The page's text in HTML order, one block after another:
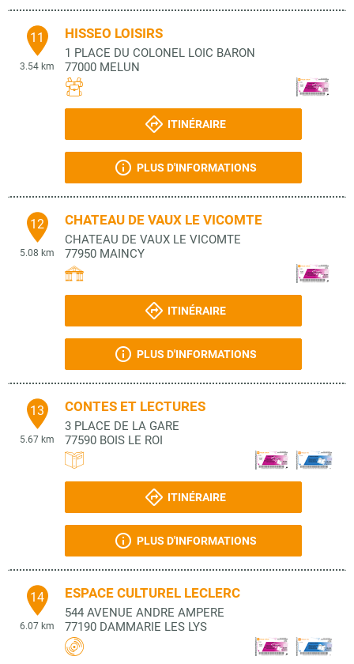
11
3.54 km
HISSEO LOISIRS
1 PLACE DU COLONEL LOIC BARON
77000 MELUN
ITINÉRAIRE
PLUS D'INFORMATIONS
12
5.08 km
CHATEAU DE VAUX LE VICOMTE
CHATEAU DE VAUX LE VICOMTE
77950 MAINCY
ITINÉRAIRE
PLUS D'INFORMATIONS
13
5.67 km
CONTES ET LECTURES
3 PLACE DE LA GARE
77590 BOIS LE ROI
ITINÉRAIRE
PLUS D'INFORMATIONS
14
6.07 km
ESPACE CULTUREL LECLERC
544 AVENUE ANDRE AMPERE
77190 DAMMARIE LES LYS